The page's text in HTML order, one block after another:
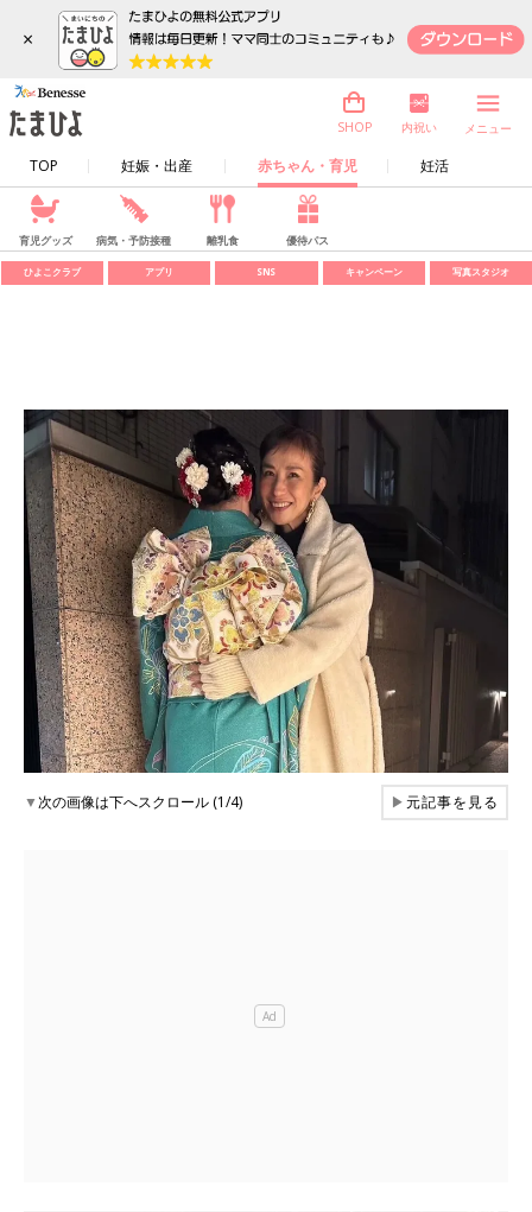
×
TOP 妊娠・出産 赤ちゃん・育児 妊活
SHOP 内祝い メニュー
育児グッズ 病気・予防接種 離乳食 優待パス
ひよこクラブ アプリ SNS キャンペーン 写真スタジオ
▼次の画像は下へスクロール (1/4) ▶元記事を見る